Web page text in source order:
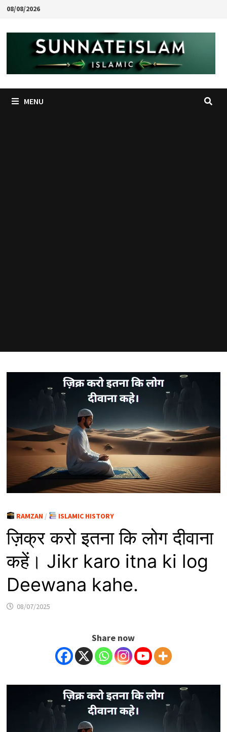
Skip
content
08/08/2026
MENU
RAMZAN/ ISLAMIC HISTORY
ज़िक्र करो इतना कि लोग दीवाना
कहें। Jikr karo itna ki log
Deewana kahe.
08/07/2025
Share now